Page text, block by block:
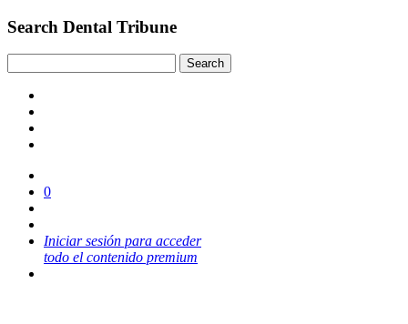
Search Dental Tribune
0
Iniciar sesión para acceder
todo el contenido premium